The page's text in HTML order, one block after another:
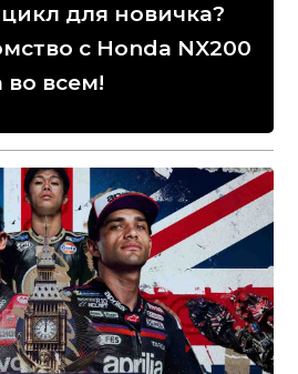
для новичка?
с Honda NX200
во всем!